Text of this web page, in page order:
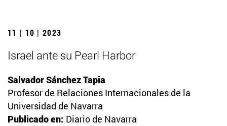
11 | 10 | 2023
Israel ante su Pearl Harbor
Salvador Sánchez Tapia
Profesor de Relaciones Internacionales de la
Universidad de Navarra
Publicado en: Diario de Navarra